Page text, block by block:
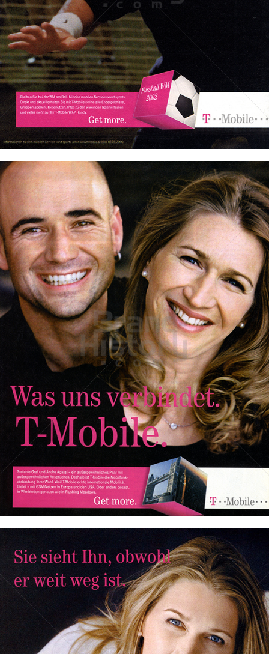
T-Mobile Austria T-Mobile Austria GmbH
Bild-ID: 71034
T-Mobile Deutschland
T-Mobile Deutschland GmbH
2002
Bild-ID: 73237